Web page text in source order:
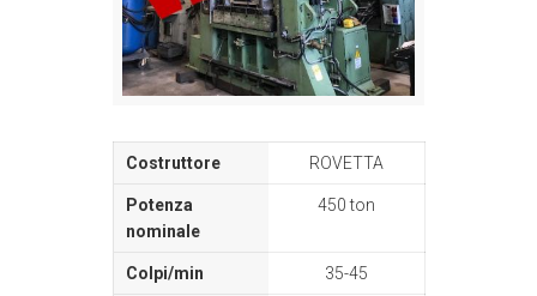
ROVETTA
450 ton
35-45